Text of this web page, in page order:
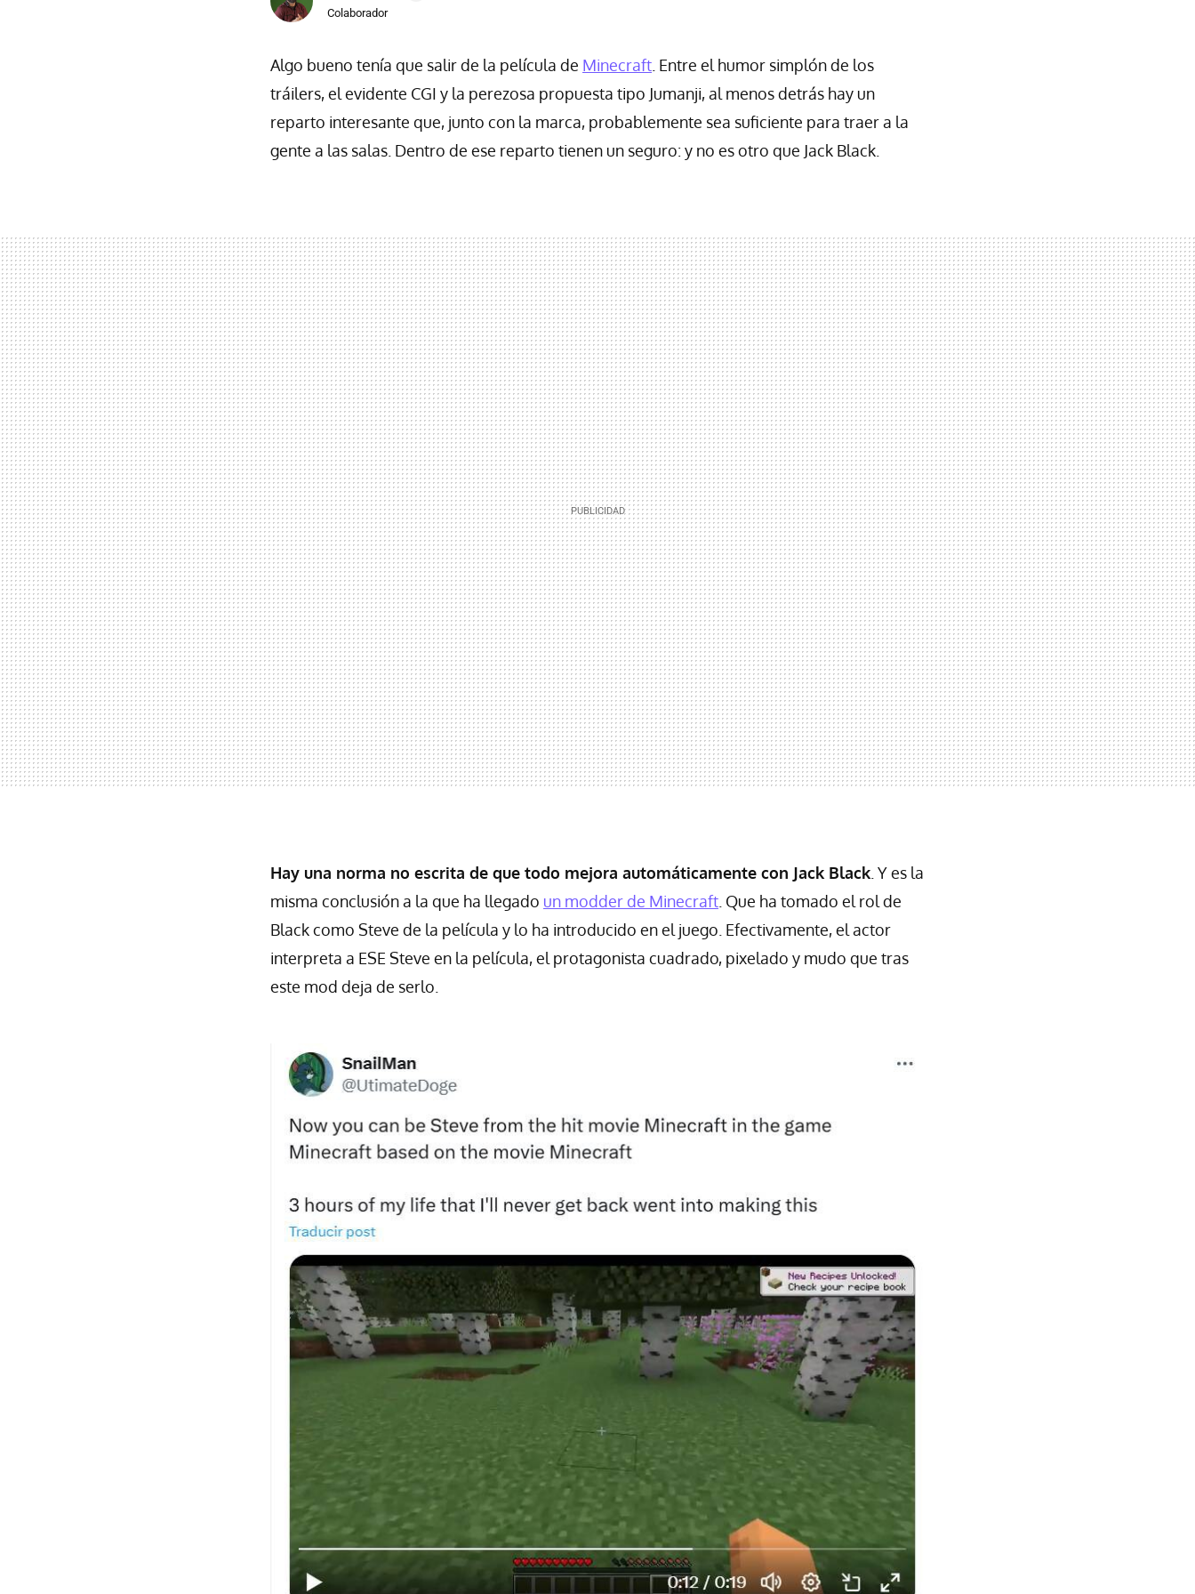
Colaborador
Algo bueno tenía que salir de la película de Minecraft . Entre el humor simplón de los
tráilers, el evidente CGI y la perezosa propuesta tipo Jumanji, al menos detrás hay un
reparto interesante que, junto con la marca, probablemente sea suficiente para traer a la
gente a las salas. Dentro de ese reparto tienen un seguro: y no es otro que Jack Black.
Hay una norma no escrita de que todo mejora automáticamente con Jack Black . Y es la
misma conclusión a la que ha llegado un modder de Minecraft . Que ha tomado el rol de
Black como Steve de la película y lo ha introducido en el juego. Efectivamente, el actor
interpreta a ESE Steve en la película, el protagonista cuadrado, pixelado y mudo que tras
este mod deja de serlo.